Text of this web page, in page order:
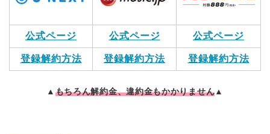
公式ページ 公式ページ 公式ページ
登録解約方法 登録解約方法 登録解約方法
▲ もちろん解約金、違約金もかかりません▲